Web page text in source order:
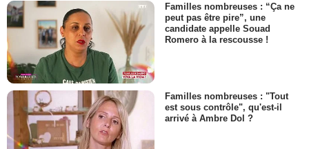
Familles nombreuses : “Ça ne
peut pas être pire”, une
candidate appelle Souad
Romero à la rescousse !
Familles nombreuses : "Tout
est sous contrôle", qu'est-il
arrivé à Ambre Dol ?